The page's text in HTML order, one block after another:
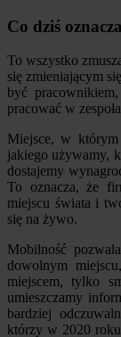
Co dziś
To wszystko
się zmieniającym
być
pracować w
Miejsce, w
jakiego używamy,
dostajemy
To oznacza, że
miejscu świata i
się na żywo.
Mobilność
dowolnym
miejscem, tylko
umieszczamy
bardziej
którzy w 2020